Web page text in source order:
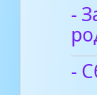
-
-